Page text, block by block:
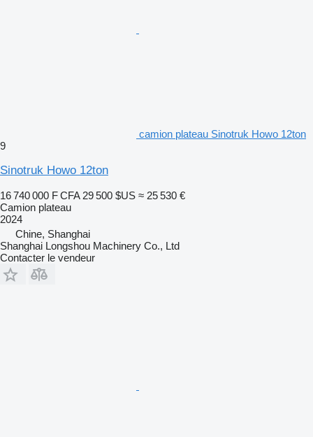
camion plateau Sinotruk Howo 12ton
9
Sinotruk Howo 12ton
16 740 000 F CFA 29 500 $US ≈ 25 530 €
Camion plateau
2024
Chine, Shanghai
Shanghai Longshou Machinery Co., Ltd
Contacter le vendeur